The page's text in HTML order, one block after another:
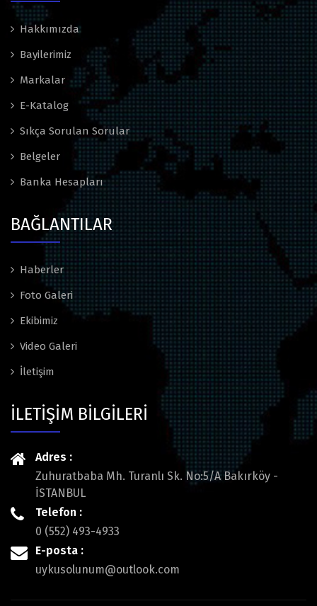
Hakkımızda
Bayilerimiz
Markalar
E-Katalog
Sıkça Sorulan Sorular
Belgeler
Banka Hesapları
BAĞLANTILAR
Haberler
Foto Galeri
Ekibimiz
Video Galeri
İletişim
İLETİŞİM BİLGİLERİ
Adres :
Zuhuratbaba Mh. Turanlı Sk. No:5/A Bakırköy -
İSTANBUL
Telefon :
0 (552) 493-4933
E-posta :
uykusolunum@outlook.com